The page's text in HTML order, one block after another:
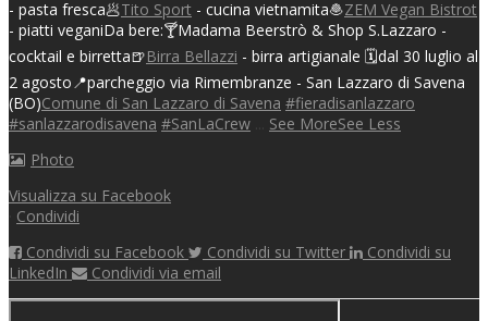
- pasta fresca🥟Tito Sport - cucina vietnamita🧆ZEM Vegan Bistrot
- piatti veganiDa bere:🍸Madama Beerstrò & Shop S.Lazzaro -
cocktail e birretta🍺Birra Bellazzi - birra artigianale 🗓️dal 30 luglio al
2 agosto📍parcheggio via Rimembranze - San Lazzaro di Savena
(BO)Comune di San Lazzaro di Savena #fieradisanlazzaro
#sanlazzarodisavena #SanLaCrew See MoreSee Less
Photo
Visualizza su Facebook
Condividi
Condividi su Facebook
Condividi su Twitter
Condividi su
LinkedIn
Condividi via email